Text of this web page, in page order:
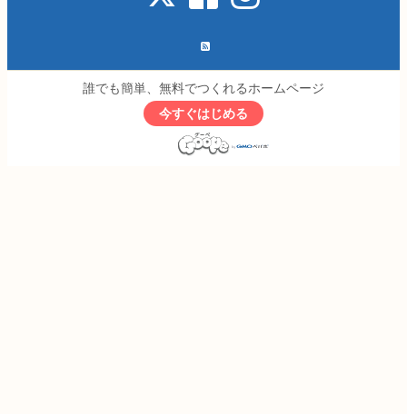
誰でも簡単、無料でつくれるホームページ
今すぐはじめる